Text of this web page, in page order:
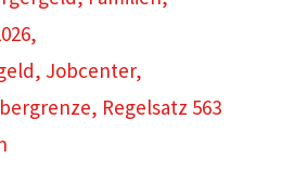
,
, Jobcenter,
, Regelsatz 563